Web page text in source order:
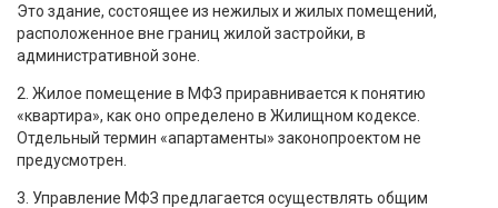
Это здание, состоящее из нежилых и жилых помещений,
расположенное вне границ жилой застройки, в
административной зоне.
2. Жилое помещение в МФЗ приравнивается к понятию
«квартира», как оно определено в Жилищном кодексе.
Отдельный термин «апартаменты» законопроектом не
предусмотрен.
3. Управление МФЗ предлагается осуществлять общим